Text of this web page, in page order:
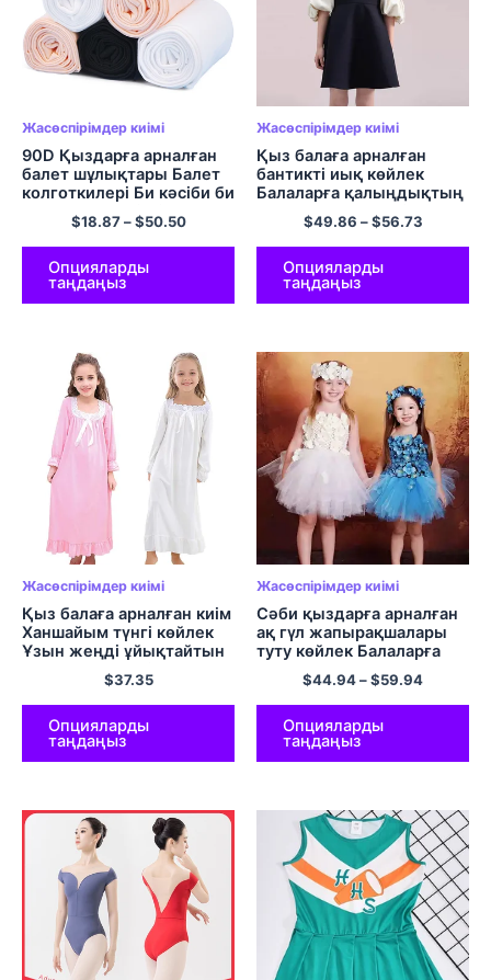
Жасөспірімдер киімі
90D Қыздарға арналған
балет шұлықтары Балет
колготкилері Би кәсіби би
шұлықтары Жіксіз
леггинстер Би колготки
леггинсы 3 Жұптар
$18.87–$50.50
Опцияларды
таңдаңыз
Жасөспірімдер киімі
Қыз балаға арналған
бантикті иық көйлек
Балаларға қалыңдықтың
үйлену көйлектері
Балаларға арналған қара
жасөспірім қыздарға
арналған бутик кеші киімі
талғампаз көйлек
$49.86 –$56.73
Опцияларды
таңдаңыз
Жасөспірімдер киімі
Қыз балаға арналған киім
Ханшайым түнгі көйлек
Ұзын жеңді ұйықтайтын
көйлектер Түнгі
жейделер Пижама
Рождестволық көйлек
Балаларға арналған
ұйықтау киімі 3-12
Жылдар
$37.35
Опцияларды
таңдаңыз
Жасөспірімдер киімі
Сәби қыздарға арналған
ақ гүл жапырақшалары
туту көйлек Балаларға
шаштары бар тюль
көйлек Балалардың туған
күніне арналған костюм
фотосурет көйлектері
$44.94–$59.94
Опцияларды
таңдаңыз